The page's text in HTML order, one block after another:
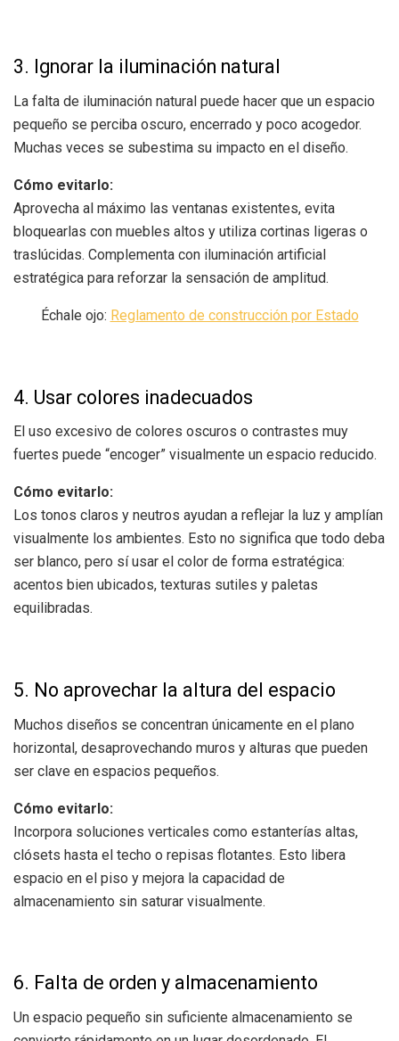
3. Ignorar la iluminación natural
La falta de iluminación natural puede hacer que un espacio
pequeño se perciba oscuro, encerrado y poco acogedor.
Muchas veces se subestima su impacto en el diseño.
Cómo evitarlo:
Aprovecha al máximo las ventanas existentes, evita
bloquearlas con muebles altos y utiliza cortinas ligeras o
traslúcidas. Complementa con iluminación artificial
estratégica para reforzar la sensación de amplitud.
Échale ojo: Reglamento de construcción por Estado
4. Usar colores inadecuados
El uso excesivo de colores oscuros o contrastes muy
fuertes puede “encoger” visualmente un espacio reducido.
Cómo evitarlo:
Los tonos claros y neutros ayudan a reflejar la luz y amplían
visualmente los ambientes. Esto no significa que todo deba
ser blanco, pero sí usar el color de forma estratégica:
acentos bien ubicados, texturas sutiles y paletas
equilibradas.
5. No aprovechar la altura del espacio
Muchos diseños se concentran únicamente en el plano
horizontal, desaprovechando muros y alturas que pueden
ser clave en espacios pequeños.
Cómo evitarlo:
Incorpora soluciones verticales como estanterías altas,
clósets hasta el techo o repisas flotantes. Esto libera
espacio en el piso y mejora la capacidad de
almacenamiento sin saturar visualmente.
6. Falta de orden y almacenamiento
Un espacio pequeño sin suficiente almacenamiento se